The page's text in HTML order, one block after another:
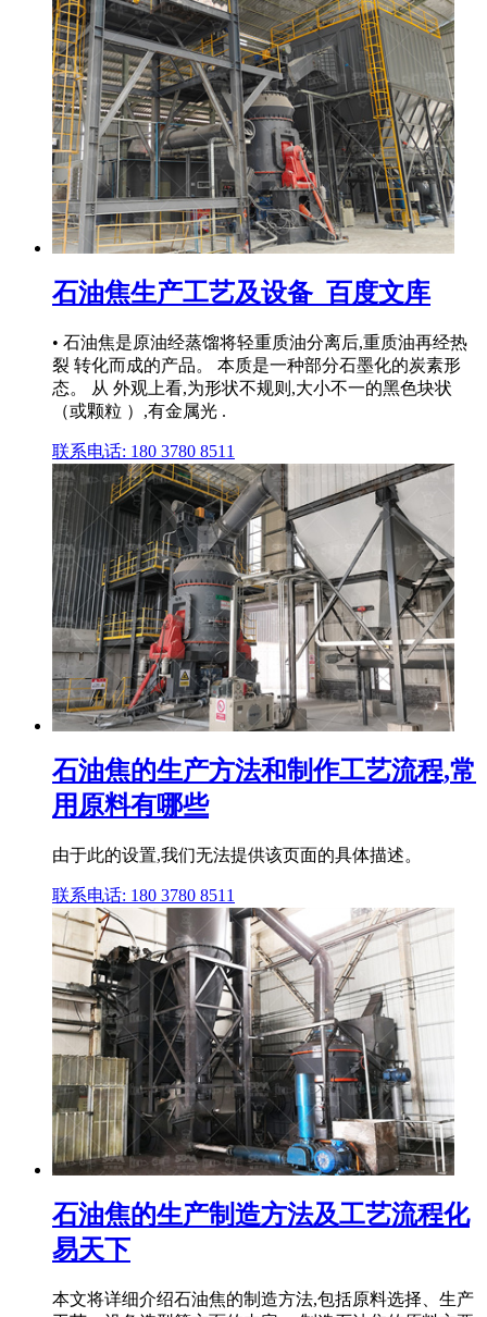
石油焦生产工艺及设备_百度文库
• 石油焦是原油经蒸馏将轻重质油分离后,重质油再经热
裂 转化而成的产品。 本质是一种部分石墨化的炭素形
态。 从 外观上看,为形状不规则,大小不一的黑色块状
（或颗粒 ）,有金属光 .
联系电话: 180 3780 8511
石油焦的生产方法和制作工艺流程,常
用原料有哪些
由于此的设置,我们无法提供该页面的具体描述。
联系电话: 180 3780 8511
石油焦的生产制造方法及工艺流程化
易天下
本文将详细介绍石油焦的制造方法,包括原料选择、生产